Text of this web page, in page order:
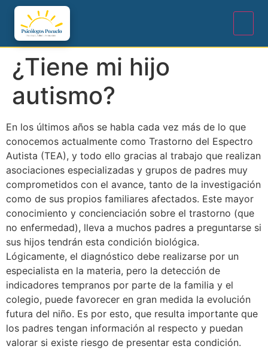
¿Tiene mi hijo
autismo?
En los últimos años se habla cada vez más de lo que
conocemos actualmente como Trastorno del Espectro
Autista (TEA), y todo ello gracias al trabajo que realizan
asociaciones especializadas y grupos de padres muy
comprometidos con el avance, tanto de la investigación
como de sus propios familiares afectados. Este mayor
conocimiento y concienciación sobre el trastorno (que
no enfermedad), lleva a muchos padres a preguntarse si
sus hijos tendrán esta condición biológica.
Lógicamente, el diagnóstico debe realizarse por un
especialista en la materia, pero la detección de
indicadores tempranos por parte de la familia y el
colegio, puede favorecer en gran medida la evolución
futura del niño. Es por esto, que resulta importante que
los padres tengan información al respecto y puedan
valorar si existe riesgo de presentar esta condición.